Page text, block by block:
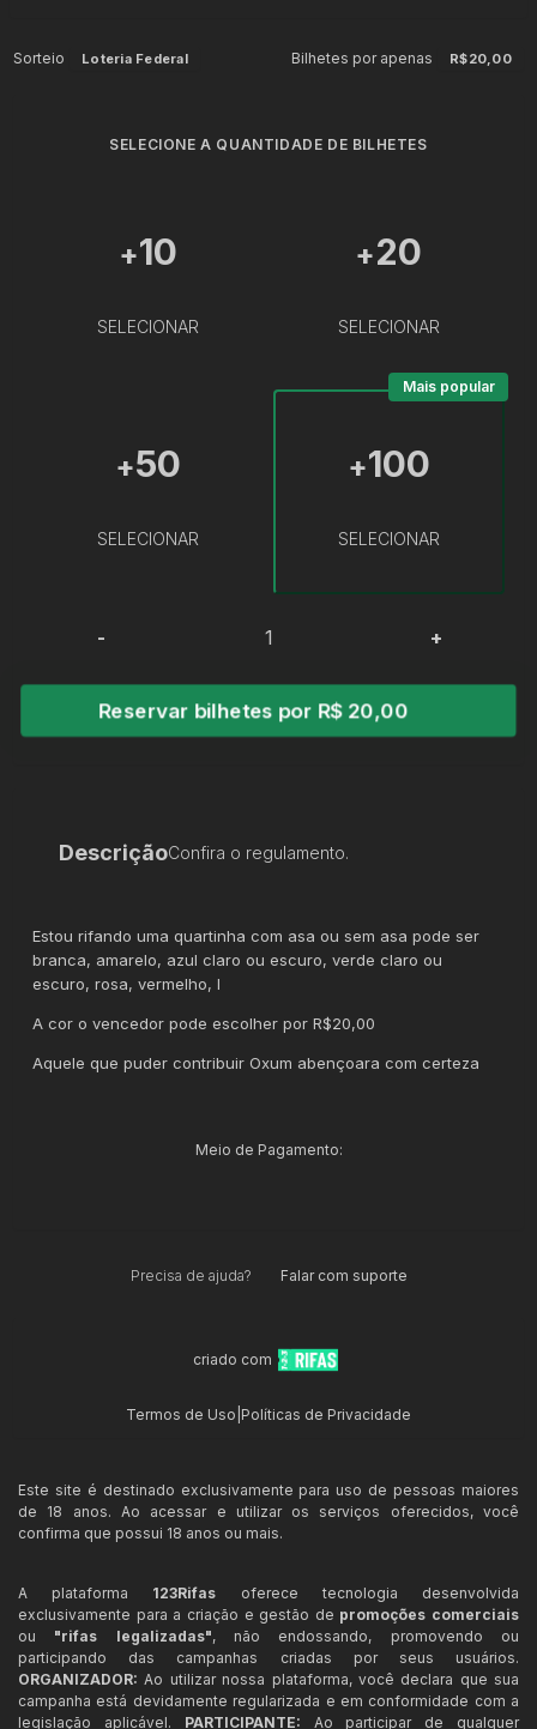
Sorteio Loteria Federal Bilhetes por apenas R$20,00
SELECIONE A QUANTIDADE DE BILHETES
+10
SELECIONAR
+20
SELECIONAR
+50
SELECIONAR
+100
SELECIONAR
Mais popular
- +
Reservar bilhetes por R$ 20,00
DescriçãoConfira o regulamento.
Estou rifando uma quartinha com asa ou sem asa pode ser
branca, amarelo, azul claro ou escuro, verde claro ou
escuro, rosa, vermelho, l
A cor o vencedor pode escolher por R$20,00
Aquele que puder contribuir Oxum abençoara com certeza
Meio de Pagamento:
Precisa de ajuda? Falar com suporte
criado com
Termos de Uso Políticas de Privacidade
Este site é destinado exclusivamente para uso de pessoas maiores
de 18 anos. Ao acessar e utilizar os serviços oferecidos, você
confirma que possui 18 anos ou mais.
A plataforma 123Rifas oferece tecnologia desenvolvida
exclusivamente para a criação e gestão de promoções comerciais
ou "rifas legalizadas", não endossando, promovendo ou
participando das campanhas criadas por seus usuários.
ORGANIZADOR: Ao utilizar nossa plataforma, você declara que sua
campanha está devidamente regularizada e em conformidade com a
legislação aplicável. PARTICIPANTE: Ao participar de qualquer